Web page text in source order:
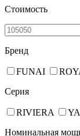
Стоимость
Бренд
FUNAI
Серия
RIVIERA
Номинальная